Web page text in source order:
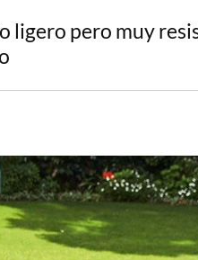
ligero pero muy